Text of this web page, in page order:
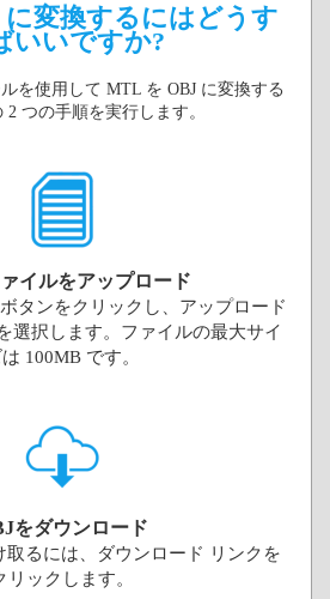
変換するにはどうす
いいですか?
を使用して MTL を OBJ に変換する
2 つの手順を実行します。
イルをアップロード
タンをクリックし、アップロード
選択します。ファイルの最大サイ
は 100MB です。
をダウンロード
取るには、ダウンロード リンクを
リックします。